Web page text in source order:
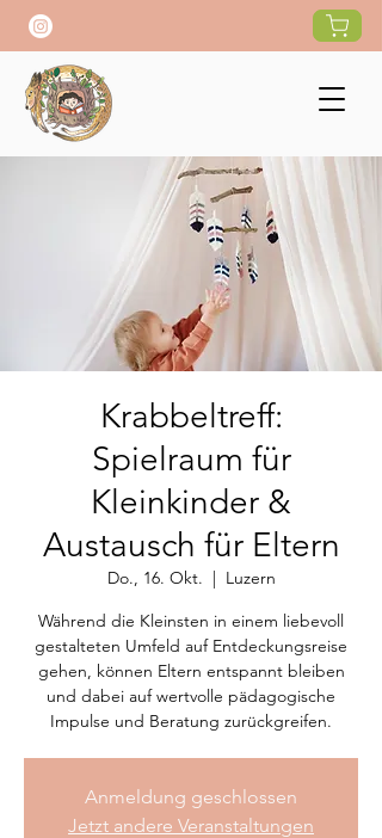
Krabbeltreff:
Spielraum für
Kleinkinder &
Austausch für Eltern
Do., 16. Okt.
  |
Luzern
Während die Kleinsten in einem liebevoll
gestalteten Umfeld auf Entdeckungsreise
gehen, können Eltern entspannt bleiben
und dabei auf wertvolle pädagogische
Impulse und Beratung zurückgreifen.
Anmeldung geschlossen
Jetzt andere Veranstaltungen